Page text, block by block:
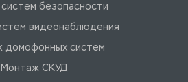
безопасности
видеонаблюдения
домофонных систем
Монтаж СКУД